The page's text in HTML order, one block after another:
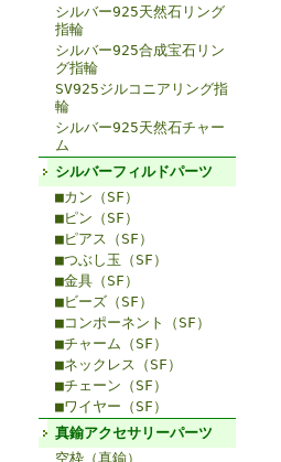
シルバー925天然石リング
指輪
シルバー925合成宝石リン
グ指輪
SV925ジルコニアリング指
輪
シルバー925天然石チャー
ム
シルバーフィルドパーツ
■カン（SF）
■ピン（SF）
■ピアス（SF）
■つぶし玉（SF）
■金具（SF）
■ビーズ（SF）
■コンポーネント（SF）
■チャーム（SF）
■ネックレス（SF）
■チェーン（SF）
■ワイヤー（SF）
真鍮アクセサリーパーツ
空枠（真鍮）